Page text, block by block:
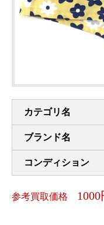
カテゴリ名
ブランド名
コンディション
参考買取価格